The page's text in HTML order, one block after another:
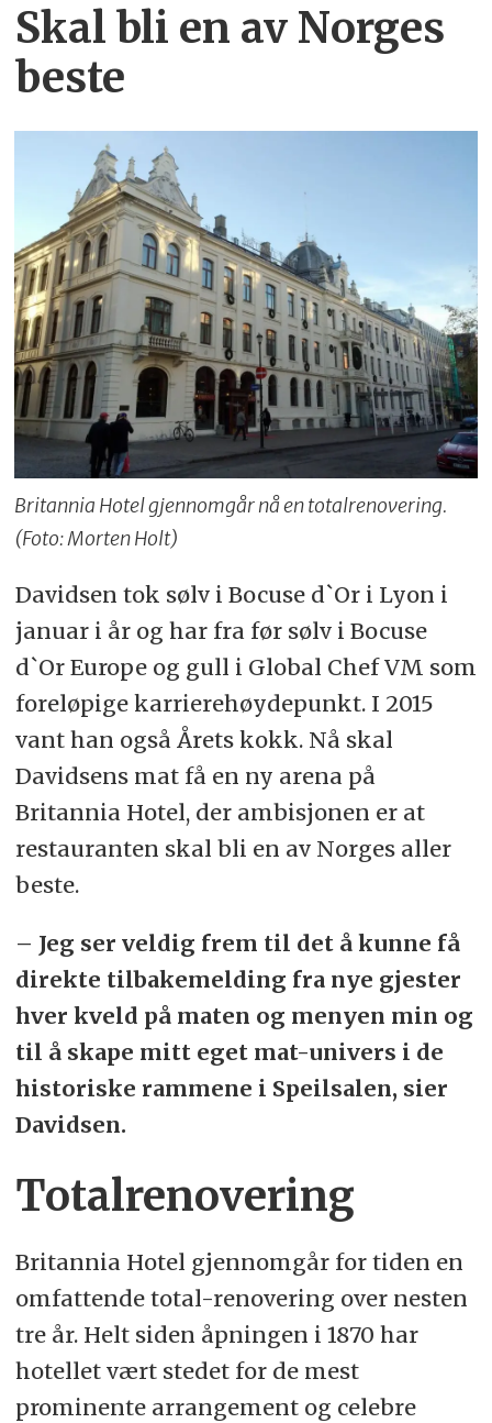
Skal bli en av Norges
beste
Britannia Hotel gjennomgår nå en totalrenovering.
(Foto: Morten Holt)
Davidsen tok sølv i Bocuse d`Or i Lyon i
januar i år og har fra før sølv i Bocuse
d`Or Europe og gull i Global Chef VM som
foreløpige karrierehøydepunkt. I 2015
vant han også Årets kokk. Nå skal
Davidsens mat få en ny arena på
Britannia Hotel, der ambisjonen er at
restauranten skal bli en av Norges aller
beste.
– Jeg ser veldig frem til det å kunne få
direkte tilbakemelding fra nye gjester
hver kveld på maten og menyen min og
til å skape mitt eget mat-univers i de
historiske rammene i Speilsalen, sier
Davidsen.
Totalrenovering
Britannia Hotel gjennomgår for tiden en
omfattende total-renovering over nesten
tre år. Helt siden åpningen i 1870 har
hotellet vært stedet for de mest
prominente arrangement og celebre